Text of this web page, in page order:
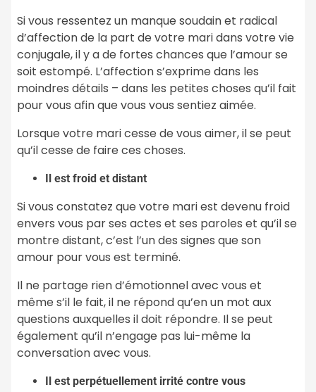
Si vous ressentez un manque soudain et radical
d’affection de la part de votre mari dans votre vie
conjugale, il y a de fortes chances que l’amour se
soit estompé. L’affection s’exprime dans les
moindres détails – dans les petites choses qu’il fait
pour vous afin que vous vous sentiez aimée.
Lorsque votre mari cesse de vous aimer, il se peut
qu’il cesse de faire ces choses.
Il est froid et distant
Si vous constatez que votre mari est devenu froid
envers vous par ses actes et ses paroles et qu’il se
montre distant, c’est l’un des signes que son
amour pour vous est terminé.
Il ne partage rien d’émotionnel avec vous et
même s’il le fait, il ne répond qu’en un mot aux
questions auxquelles il doit répondre. Il se peut
également qu’il n’engage pas lui-même la
conversation avec vous.
Il est perpétuellement irrité contre vous